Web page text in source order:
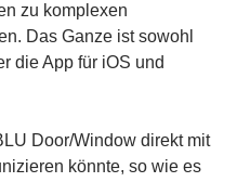
zu komplexen
Das Ganze ist sowohl
die App für iOS und
Door/Window direkt mit
könnte, so wie es